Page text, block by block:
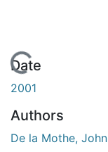
En cours de chargement...
Date
2001
Authors
De la Mothe, John